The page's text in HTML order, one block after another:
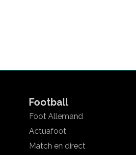
Football
Foot Allemand
Actuafoot
Match en direct